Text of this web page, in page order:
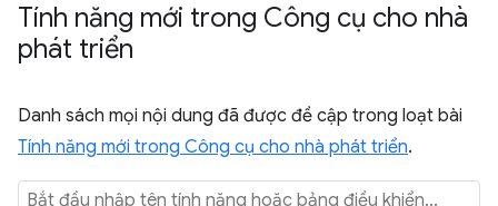
Tính năng mới trong Công cụ cho nhà
phát triển
Danh sách mọi nội dung đã được đề cập trong loạt bài
Tính năng mới trong Công cụ cho nhà phát triển.